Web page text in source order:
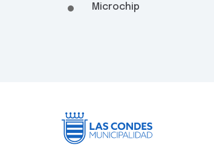
Microchip